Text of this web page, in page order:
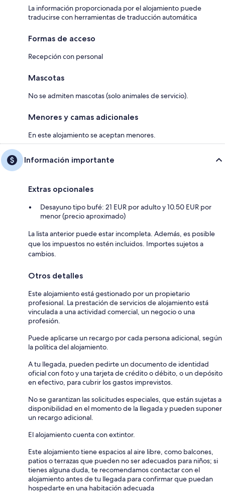
La información proporcionada por el alojamiento puede
traducirse con herramientas de traducción automática
Formas de acceso
Recepción con personal
Mascotas
No se admiten mascotas (solo animales de servicio).
Menores y camas adicionales
En este alojamiento se aceptan menores.
Información importante
Extras opcionales
Desayuno tipo bufé: 21 EUR por adulto y 10.50 EUR por
menor (precio aproximado)
La lista anterior puede estar incompleta. Además, es posible
que los impuestos no estén incluidos. Importes sujetos a
cambios.
Otros detalles
Este alojamiento está gestionado por un propietario
profesional. La prestación de servicios de alojamiento está
vinculada a una actividad comercial, un negocio o una
profesión.
Puede aplicarse un recargo por cada persona adicional, según
la política del alojamiento.
A tu llegada, pueden pedirte un documento de identidad
oficial con foto y una tarjeta de crédito o débito, o un depósito
en efectivo, para cubrir los gastos imprevistos.
No se garantizan las solicitudes especiales, que están sujetas a
disponibilidad en el momento de la llegada y pueden suponer
un recargo adicional.
El alojamiento cuenta con extintor.
Este alojamiento tiene espacios al aire libre, como balcones,
patios o terrazas que pueden no ser adecuados para niños; si
tienes alguna duda, te recomendamos contactar con el
alojamiento antes de tu llegada para confirmar que puedan
hospedarte en una habitación adecuada